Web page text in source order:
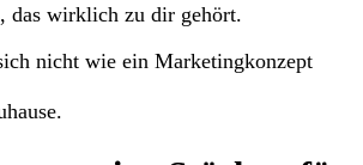
das wirklich zu dir gehört.
nicht wie ein Marketingkonzept